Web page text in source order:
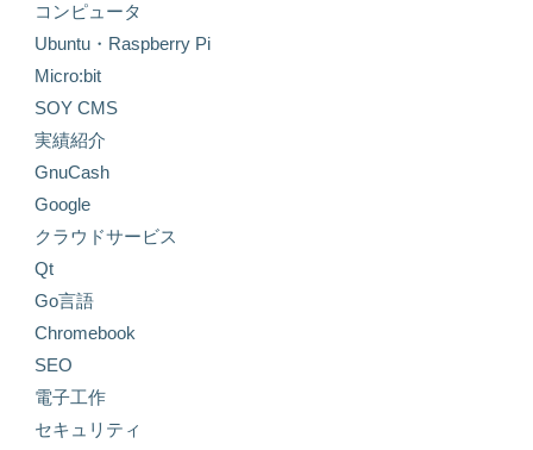
コンピュータ
Ubuntu・Raspberry Pi
Micro:bit
SOY CMS
実績紹介
GnuCash
Google
クラウドサービス
Qt
Go言語
Chromebook
SEO
電子工作
セキュリティ